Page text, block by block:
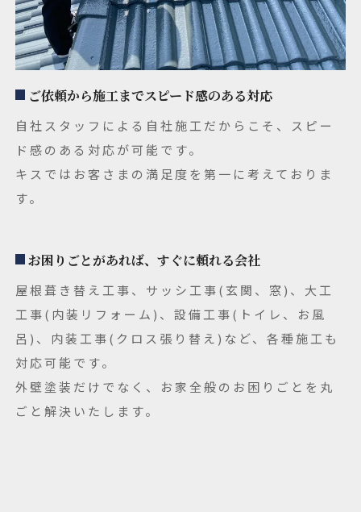
ご依頼から施工までスピード感のある対応
自社スタッフによる自社施工だからこそ、
スピー
ド感のある対応が可能です。
キスではお客さまの満足度を第一に考えておりま
す。
お困りごとがあれば、すぐに頼れる会社
屋根葺き替え工事、サッシ工事(玄関、窓)、大工
工事(内装リフォーム)、設備工事(トイレ、お風
呂)、内装工事(クロス張り替え)など、各種施工も
対応可能です。
外壁塗装だけでなく、お家全般のお困りごとを丸
ごと解決いたします。